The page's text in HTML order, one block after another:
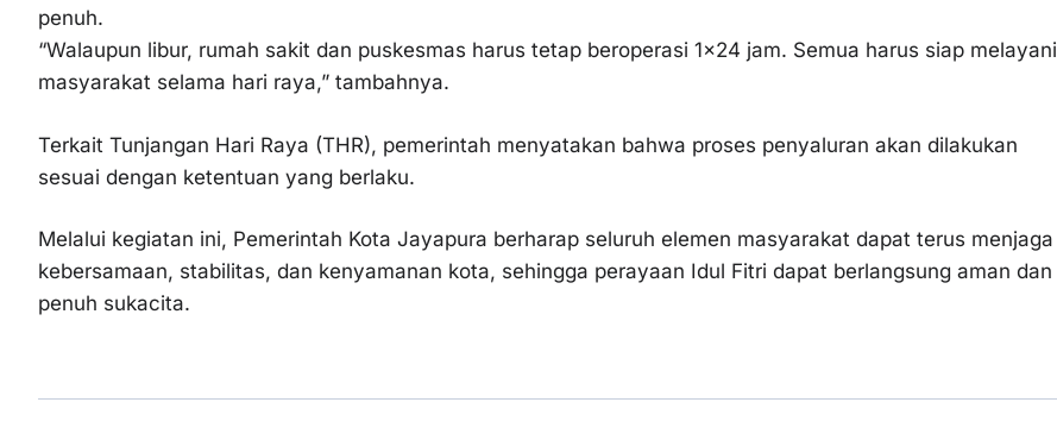
penuh.
“Walaupun libur, rumah sakit dan puskesmas harus tetap beroperasi 1×24 jam. Semua harus siap melayani
masyarakat selama hari raya,” tambahnya.
Terkait Tunjangan Hari Raya (THR), pemerintah menyatakan bahwa proses penyaluran akan dilakukan
sesuai dengan ketentuan yang berlaku.
Melalui kegiatan ini, Pemerintah Kota Jayapura berharap seluruh elemen masyarakat dapat terus menjaga
kebersamaan, stabilitas, dan kenyamanan kota, sehingga perayaan Idul Fitri dapat berlangsung aman dan
penuh sukacita.